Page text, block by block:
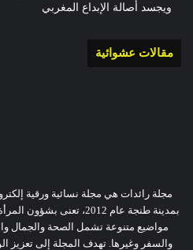
ويجسد أصالة الإبداع المغربي
مقالات عشوائية
مجلة رائدات هي مجلة نسائية ورقية
بمدينة طنجة عام 2012،
مواضيع متنوعة تشمل الصحة والجمال
والسفر وغيرها. تهدف المجلة إلى تعزيز